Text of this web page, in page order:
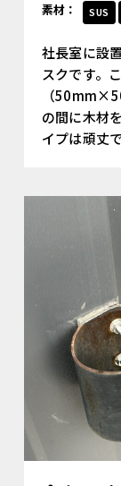
素材： SUS
社長室に設
スクです。
（
の間に木材
イプは頑丈